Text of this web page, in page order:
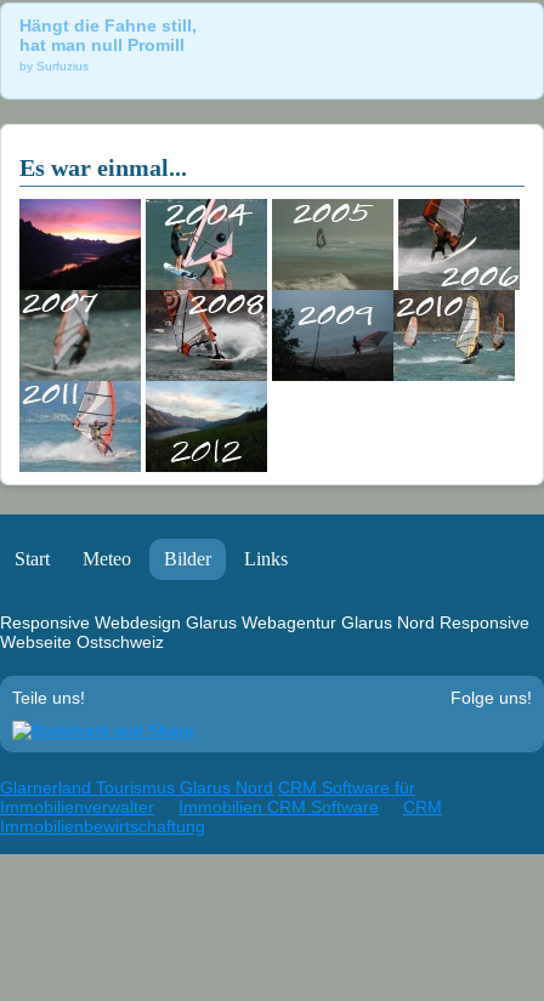
Hängt die Fahne still,
hat man null Promill
by Surfuzius
Es war einmal...
Start Meteo Bilder Links
Responsive Webdesign Glarus Webagentur Glarus Nord Responsive
Webseite Ostschweiz
Teile uns! Folge uns!
Glarnerland Tourismus Glarus Nord CRM Software für
Immobilienverwalter
Immobilien CRM Software
CRM
Immobilienbewirtschaftung